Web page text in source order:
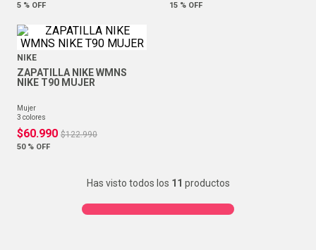
5 % OFF 15 % OFF
NIKE
ZAPATILLA NIKE WMNS
NIKE T90 MUJER
mujer
3 colores
$60.990 $122.990
50 % OFF
Has visto todos los 11 productos